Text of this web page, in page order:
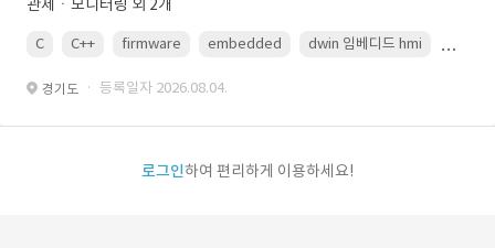
관제ㆍ모니터링 외 2개
C C++ firmware embedded dwin 임베디드 hmi
경기도 · 등록일자 2026.08.04.
로그인하여 편리하게 이용하세요!